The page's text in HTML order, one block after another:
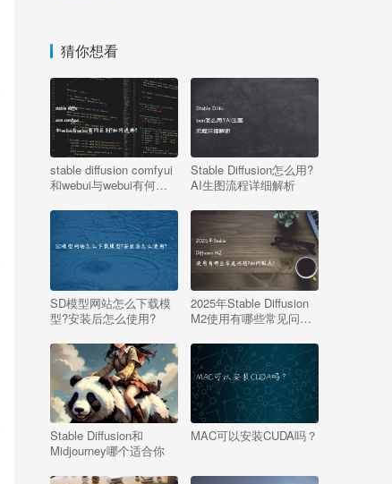
猜你想看
stable diffusion comfyui
和webui与webui有何区
Stable Diffusion怎么用?
AI生图流程详细解析
SD模型网站怎么下载模
型?安装后怎么使用?
2025年Stable Diffusion
M2使用有哪些常见问题?
Stable Diffusion和
Midjourney哪个适合你
MAC可以安装CUDA吗？